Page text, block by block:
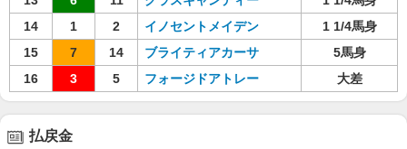
14
1 2 イノセントメイデン
1 1/4馬身
15
7 14 ブライティアカーサ
5馬身
16
3 5 フォージドアトレー 大差
払戻金